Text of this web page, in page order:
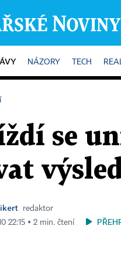
NÁZORY TECH
se
redaktor
22:15 ▪ 2 min. čtení